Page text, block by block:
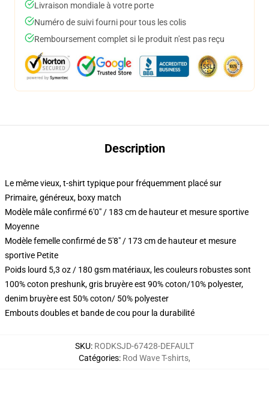
Livraison mondiale à votre porte
Numéro de suivi fourni pour tous les colis
Remboursement complet si le produit n'est pas reçu
Description
Le même vieux, t-shirt typique pour fréquemment placé sur
Primaire, généreux, boxy match
Modèle mâle confirmé 6'0" / 183 cm de hauteur et mesure sportive
Moyenne
Modèle femelle confirmé de 5'8" / 173 cm de hauteur et mesure
sportive Petite
Poids lourd 5,3 oz / 180 gsm matériaux, les couleurs robustes sont
100% coton preshunk, gris bruyère est 90% coton/10% polyester,
denim bruyère est 50% coton/ 50% polyester
Embouts doubles et bande de cou pour la durabilité
SKU: RODKSJD-67428-DEFAULT
Catégories: Rod Wave T-shirts,